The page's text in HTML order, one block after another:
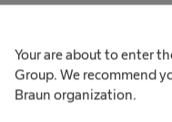
Your are about to enter
Group. We recommend
Braun organization.